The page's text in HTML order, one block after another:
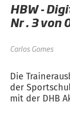
HBW -
Nr . 3 von
Carlos Gomes
Die
der
mit der DHB